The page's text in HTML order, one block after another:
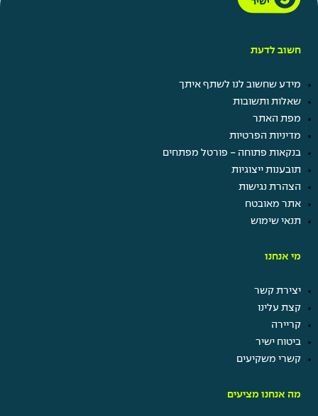
חשוב לדעת
מידע שחשוב לנו לשתף איתך
שאלות ותשובות
מפת האתר
מדיניות הפרטיות
בנקאות פתוחה - פורטל מפתחים
תובענות ייצוגיות
הצהרת נגישות
אתר מאובטח
תנאי שימוש
מי אנחנו
יצירת קשר
קצת עלינו
קריירה
ביטוח ישיר
קשרי משקיעים
מה אנחנו מציעים